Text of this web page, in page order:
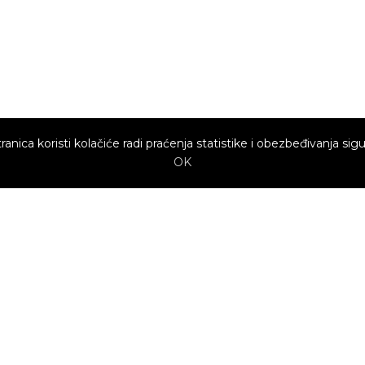
koristi kolačiće radi praćenja statistike i obezbeđivanja
OK